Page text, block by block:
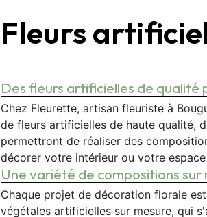
Fleurs
Des fleurs artificielles de qualité
Chez Fleurette, artisan fleuriste à
de fleurs artificielles de haute qualité,
permettront de réaliser des
décorer votre intérieur ou votre
Une variété de compositions
Chaque projet de décoration florale
végétales artificielles sur mesure, qui